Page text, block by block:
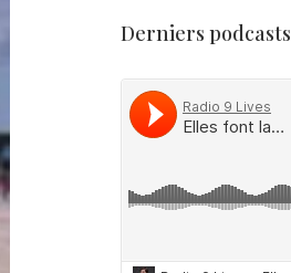
Derniers podcasts